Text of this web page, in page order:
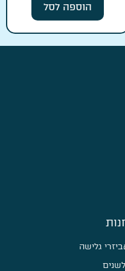
הוספה לסל
גלישה